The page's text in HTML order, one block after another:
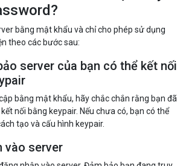
chặn truy cập server
Mật khẩu yếu có thể dễ dàng bị tấn công
nguy cơ mất an toàn dữ liệu.
Sử dụng keypair giúp hạn chế tối đa việc truy
hệ thống của bạn khỏi các cuộc tấn công.
để cấu hình chặn truy
bằng mật khẩu và chỉ cho phép sử dụng